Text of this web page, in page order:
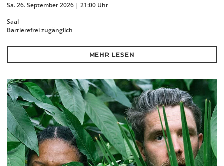
Sa. 26. September 2026 | 21:00 Uhr
Saal
Barrierefrei zugänglich
MEHR LESEN